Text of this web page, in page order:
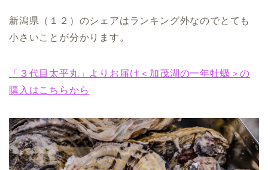
新潟県（１２）のシェアはランキング外なのでとても
小さいことが分かります。
「３代目太平丸」よりお届け＜加茂湖の一年牡蠣＞の
購入はこちらから